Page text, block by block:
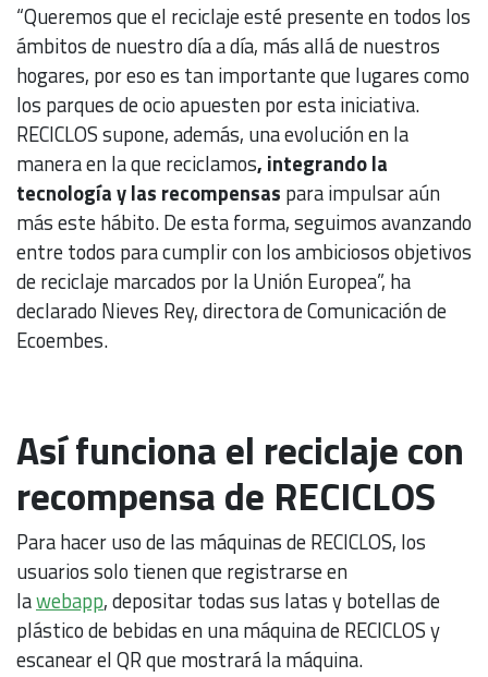
“Queremos que el reciclaje esté presente en todos los
ámbitos de nuestro día a día, más allá de nuestros
hogares, por eso es tan importante que lugares como
los parques de ocio apuesten por esta iniciativa.
RECICLOS supone, además, una evolución en la
manera en la que reciclamos, integrando la
tecnología y las recompensas para impulsar aún
más este hábito. De esta forma, seguimos avanzando
entre todos para cumplir con los ambiciosos objetivos
de reciclaje marcados por la Unión Europea”, ha
declarado Nieves Rey, directora de Comunicación de
Ecoembes.
Así funciona el reciclaje con
recompensa de RECICLOS
Para hacer uso de las máquinas de RECICLOS, los
usuarios solo tienen que registrarse en
lawebapp, depositar todas sus latas y botellas de
plástico de bebidas en una máquina de RECICLOS y
escanear el QR que mostrará la máquina.